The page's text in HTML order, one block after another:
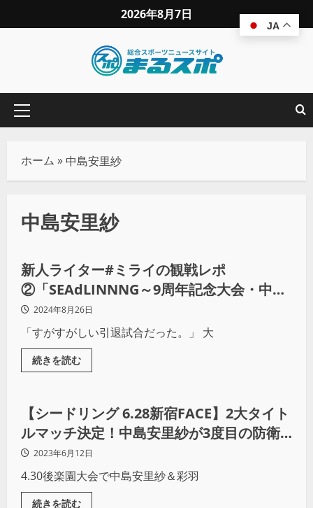
2026年8月7日
ホーム » 中島安里紗
中島安里紗
コラム
新人ライター#ミライの観戦レポ
②「SEAdLINNNG～9周年記念大会・中島
安里紗引退試合～」を観戦してきました
2024年8月26日
「すがすがしい引退試合だった。」 大
続きを読む
プロレス
【シードリング 6.28新宿FACE】2大タイト
ルマッチ決定！中島安里紗が3度目の防衛
戦、挑戦者は青木いつ希
2023年6月12日
4.30後楽園大会で中島安里紗＆彩羽
続きを読む
JA